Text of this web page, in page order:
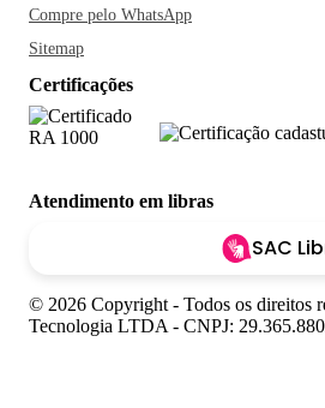
Compre pelo WhatsApp
Sitemap
Certificações
Atendimento em libras
SAC
© 2026 Copyright - Todos os direitos
Tecnologia LTDA - CNPJ: